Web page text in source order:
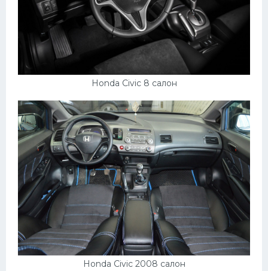
Honda Civic 8 салон
Honda Civic 2008 салон